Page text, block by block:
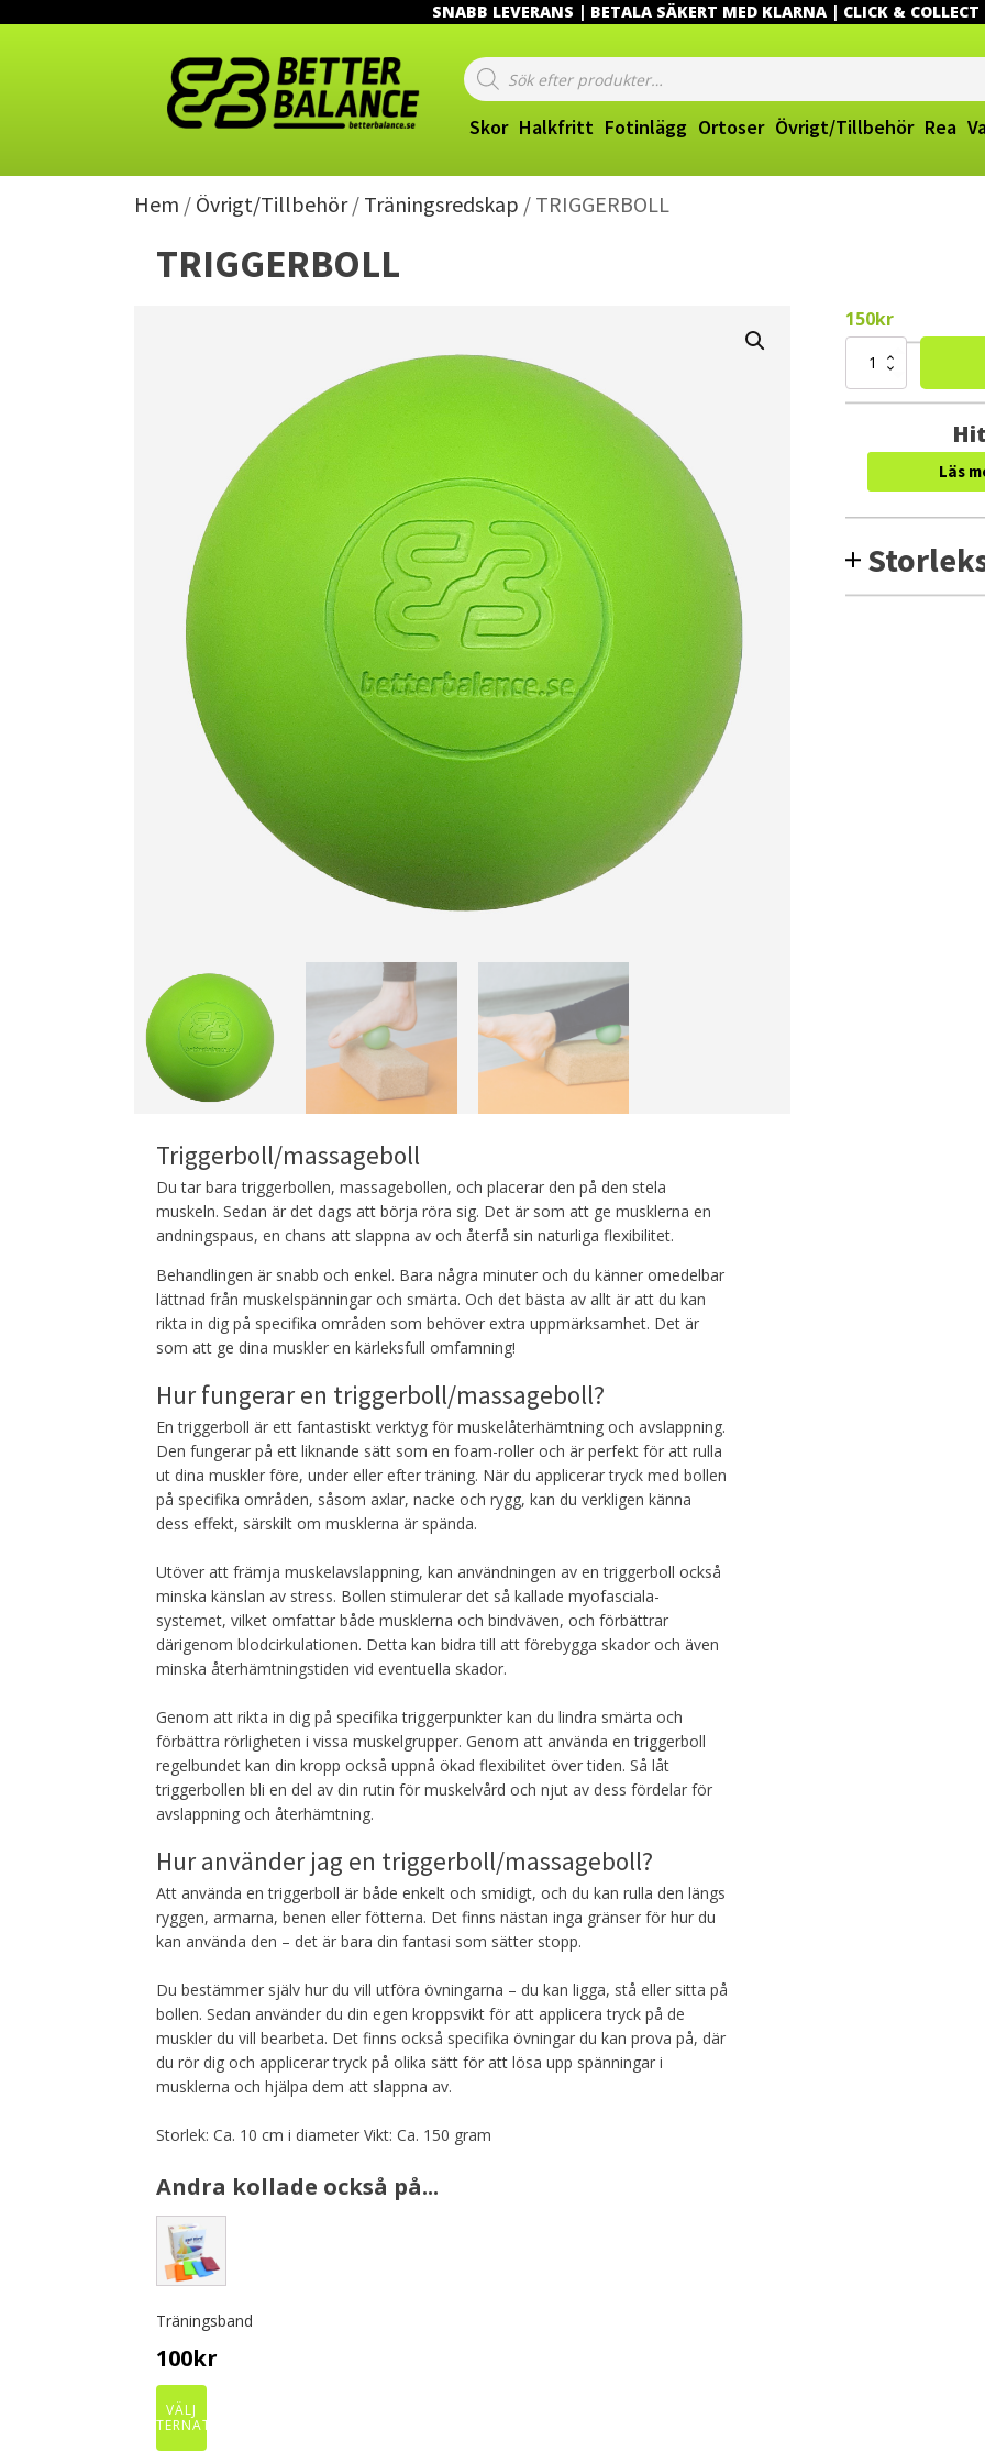
SNABB LEVERANS | BETALA SÄKERT MED KLARNA | CLICK & COLLECT
Products
search
Skor Halkfritt Fotinlägg Ortoser Övrigt/Tillbehör Rea
Hem / Övrigt/Tillbehör/ Träningsredskap / TRIGGERBOLL
TRIGGERBOLL
150kr
TRIGGERBOLL
Läs
Triggerboll/massageboll
Du tar bara triggerbollen, massagebollen, och placerar den på den stela
muskeln. Sedan är det dags att börja röra sig. Det är som att ge musklerna en
andningspaus, en chans att slappna av och återfå sin naturliga flexibilitet.
Behandlingen är snabb och enkel. Bara några minuter och du känner omedelbar
lättnad från muskelspänningar och smärta. Och det bästa av allt är att du kan
rikta in dig på specifika områden som behöver extra uppmärksamhet. Det är
som att ge dina muskler en kärleksfull omfamning!
Hur fungerar en triggerboll/massageboll?
En triggerboll är ett fantastiskt verktyg för muskelåterhämtning och avslappning.
Den fungerar på ett liknande sätt som en foam-roller och är perfekt för att rulla
ut dina muskler före, under eller efter träning. När du applicerar tryck med bollen
på specifika områden, såsom axlar, nacke och rygg, kan du verkligen känna
dess effekt, särskilt om musklerna är spända.
Utöver att främja muskelavslappning, kan användningen av en triggerboll också
minska känslan av stress. Bollen stimulerar det så kallade myofasciala-
systemet, vilket omfattar både musklerna och bindväven, och förbättrar
därigenom blodcirkulationen. Detta kan bidra till att förebygga skador och även
minska återhämtningstiden vid eventuella skador.
Genom att rikta in dig på specifika triggerpunkter kan du lindra smärta och
förbättra rörligheten i vissa muskelgrupper. Genom att använda en triggerboll
regelbundet kan din kropp också uppnå ökad flexibilitet över tiden. Så låt
triggerbollen bli en del av din rutin för muskelvård och njut av dess fördelar för
avslappning och återhämtning.
Hur använder jag en triggerboll/massageboll?
Att använda en triggerboll är både enkelt och smidigt, och du kan rulla den längs
ryggen, armarna, benen eller fötterna. Det finns nästan inga gränser för hur du
kan använda den – det är bara din fantasi som sätter stopp.
Du bestämmer själv hur du vill utföra övningarna – du kan ligga, stå eller sitta på
bollen. Sedan använder du din egen kroppsvikt för att applicera tryck på de
muskler du vill bearbeta. Det finns också specifika övningar du kan prova på, där
du rör dig och applicerar tryck på olika sätt för att lösa upp spänningar i
musklerna och hjälpa dem att slappna av.
Storlek: Ca. 10 cm i diameter Vikt: Ca. 150 gram
Andra kollade också på...
Träningsband
100kr
VÄLJ
ALTERNATIV
This
product
has
variants.
The
options
may
be
chosen